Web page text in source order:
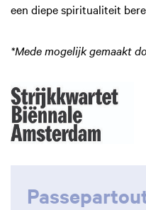
een diepe spiritualiteit
*Mede mogelijk gemaakt